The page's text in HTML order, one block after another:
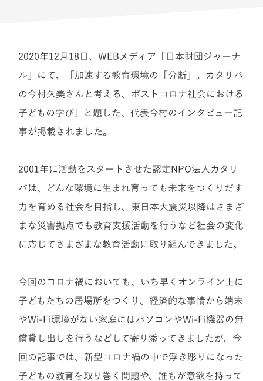
2020年12月18日、WEBメディア「日本財団ジャーナ
ル」にて、「加速する教育環境の「分断」。カタリバ
の今村久美さんと考える、ポストコロナ社会における
子どもの学び」と題した、代表今村のインタビュー記
事が掲載されました。
2001年に活動をスタートさせた認定NPO法人カタリ
バは、どんな環境に生まれ育っても未来をつくりだす
力を育める社会を目指し、東日本大震災以降はさまざ
まな災害拠点でも教育支援活動を行うなど社会の変化
に応じてさまざまな教育活動に取り組んできました。
今回のコロナ禍においても、いち早くオンライン上に
子どもたちの居場所をつくり、経済的な事情から端末
やWi-Fi環境がない家庭にはパソコンやWi-Fi機器の無
償貸し出しを行うなどして寄り添ってきましたが、今
回の記事では、新型コロナ禍の中で浮き彫りになった
子どもの教育を取り巻く問題や、誰もが意欲を持って